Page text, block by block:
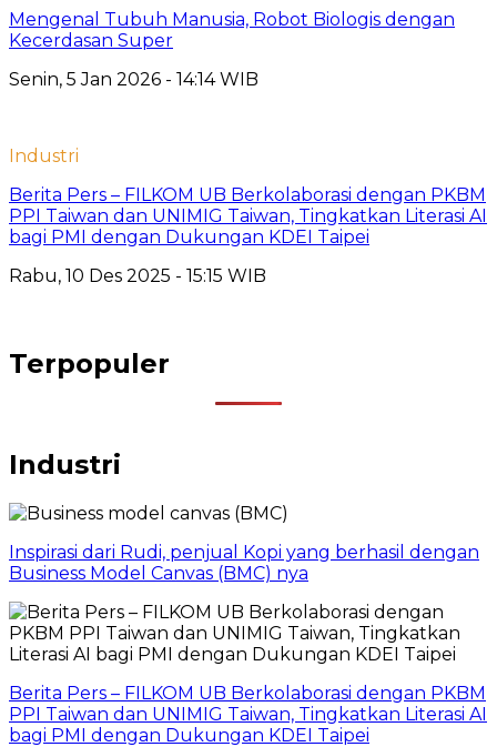
Mengenal Tubuh Manusia, Robot Biologis dengan
Kecerdasan Super
Senin, 5 Jan 2026 - 14:14 WIB
Industri
Berita Pers – FILKOM UB Berkolaborasi dengan PKBM
PPI Taiwan dan UNIMIG Taiwan, Tingkatkan Literasi AI
bagi PMI dengan Dukungan KDEI Taipei
Rabu, 10 Des 2025 - 15:15 WIB
Terpopuler
Industri
Inspirasi dari Rudi, penjual Kopi yang berhasil dengan
Business Model Canvas (BMC) nya
Berita Pers – FILKOM UB Berkolaborasi dengan PKBM
PPI Taiwan dan UNIMIG Taiwan, Tingkatkan Literasi AI
bagi PMI dengan Dukungan KDEI Taipei